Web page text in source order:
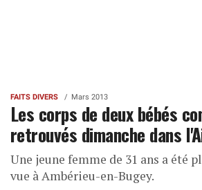
FAITS DIVERS Mars 2013
Les corps de deux bébés
retrouvés dimanche dans
Une jeune femme de 31 ans a été
vue à Ambérieu-en-Bugey.